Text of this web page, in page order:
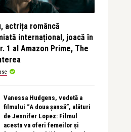
actrița româncă
internațional, joacă în
1 al Amazon Prime, The
Vanessa Hudgens, vedetă a
filmului “A doua șansă”, alături
de Jennifer Lopez: Filmul
acesta va oferi femeilor și